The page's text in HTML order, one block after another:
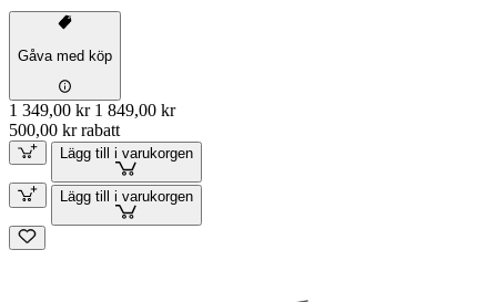
Gåva med köp
1 349,00 kr 1 849,00 kr
500,00 kr rabatt
Lägg till i varukorgen
Lägg till i varukorgen